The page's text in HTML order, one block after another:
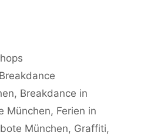
Breakdance
, Breakdance in
München, Ferien in
München, Graffiti,